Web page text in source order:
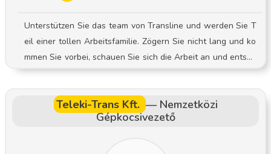
Unterstützen Sie das team von Transline und werden Sie T
eil einer tollen Arbeitsfamilie. Zögern Sie nicht lang und ko
mmen Sie vorbei, schauen Sie sich die Arbeit an und entsch
eiden Sie dann. Ihre Aufgaben Vorbereitung und Planung d
ngerechte Zustellung und Abholung von Sendungen, bei Ge
schäfts- und Privatkunden Sorgfältige Dokumentation des Z
Teleki-Trans Kft. — Nemzetközi
Gépkocsivezető